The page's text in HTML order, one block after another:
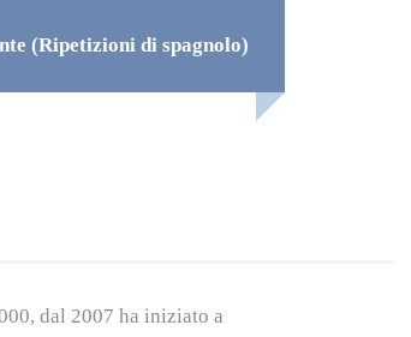
(Ripetizioni di spagnolo)
dal 2007 ha iniziato a